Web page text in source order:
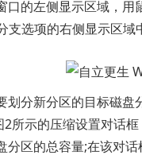
左侧显示区域，用鼠
支选项的右侧显示区
分新分区的目标磁盘
2所示的压缩设置对话
分区的总容量;在该对